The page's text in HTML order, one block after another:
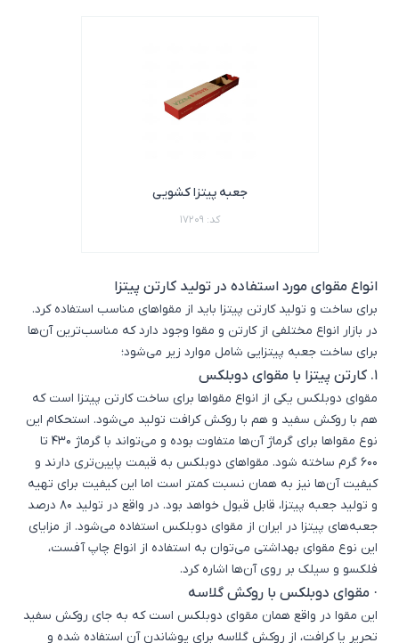
جعبه پیتزا کشویی
کد: 17209
انواع مقوای مورد استفاده در تولید کارتن پیتزا
برای ساخت و تولید کارتن پیتزا باید از مقواهای مناسب استفاده کرد.
در بازار انواع مختلفی از کارتن و مقوا وجود دارد که مناسب‌ترین آن‌ها
برای ساخت جعبه پیتزایی شامل موارد زیر می‌شود؛
1. کارتن پیتزا با مقوای دوبلکس
مقوای دوبلکس یکی از انواع مقواها برای ساخت کارتن پیتزا است که
هم با روکش سفید و هم با روکش کرافت تولید می‌شود. استحکام این
نوع مقواها برای گرماژ آن‌ها متفاوت بوده و می‌تواند با گرماژ 430 تا
600 گرم ساخته شود. مقواهای دوبلکس به قیمت پایین‌تری دارند و
کیفیت آن‌ها نیز به همان نسبت کمتر است اما این کیفیت برای تهیه
و تولید جعبه پیتزا، قابل قبول خواهد بود. در واقع در تولید 80 درصد
جعبه‌های پیتزا در ایران از مقوای دوبلکس استفاده می‌شود. از مزایای
این نوع مقوای بهداشتی می‌توان به استفاده از انواع چاپ آفست،
فلکسو و سیلک بر روی آن‌ها اشاره کرد.
· مقوای دوبلکس با روکش گلاسه
این مقوا در واقع همان مقوای دوبلکس است که به جای روکش سفید
تحریر یا کرافت، از روکش گلاسه برای پوشاندن آن استفاده شده و